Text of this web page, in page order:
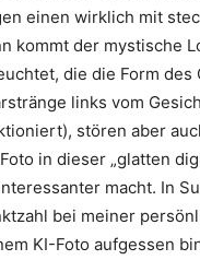
einen wirklich mit
kommt der mystische
die die Form
links vom
stören aber
in dieser „glatten
macht. In
bei meiner
KI-Foto aufgessen